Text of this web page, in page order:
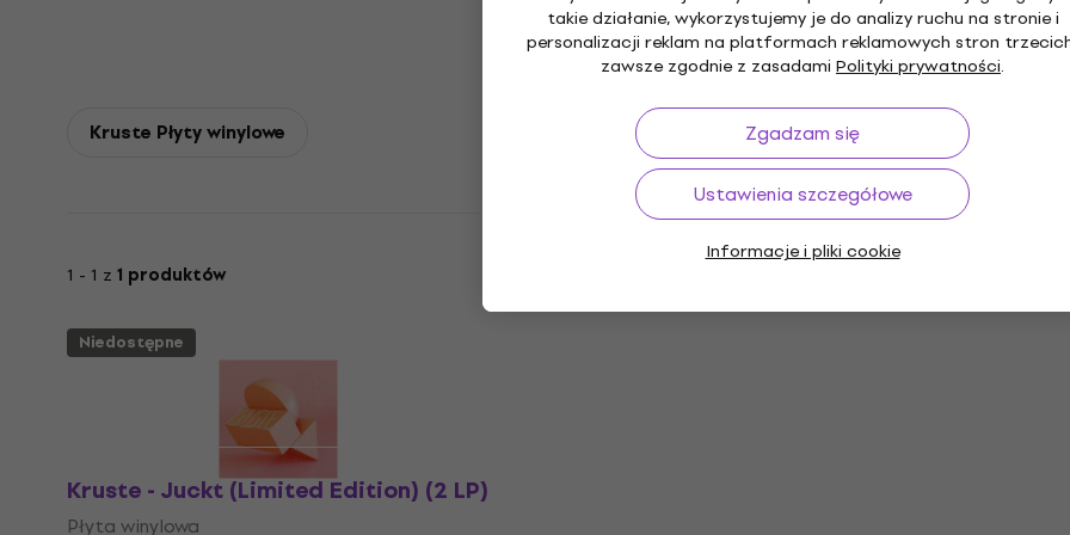
takie działanie, wykorzystujemy je do analizy ruchu na stronie i
personalizacji reklam na platformach reklamowych stron
zawsze zgodnie z zasadami Polityki prywatności.
Zgadzam się
Ustawienia szczegółowe
Informacje i pliki cookie
Kruste Płyty winylowe
1 - 1 z 1 produktów
Niedostępne
Kruste - Juckt (Limited Edition) (2 LP)
Płyta winylowa